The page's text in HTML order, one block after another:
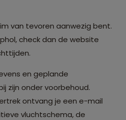
van tevoren aanwezig bent.
check dan de website
en geplande
zijn onder voorbehoud.
ontvang je een e-mail
vluchtschema, de